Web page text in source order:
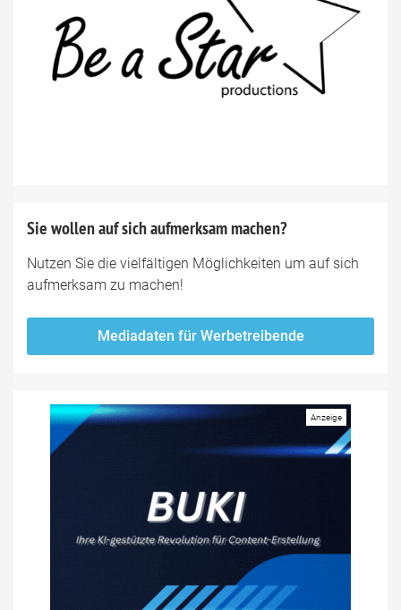
Sie wollen auf sich aufmerksam machen?
Nutzen Sie die vielfältigen Möglichkeiten um auf sich
aufmerksam zu machen!
Mediadaten für Werbetreibende